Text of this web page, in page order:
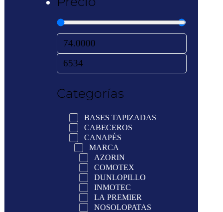
Categorías
BASES TAPIZADAS
CABECEROS
CANAPÉS
MARCA
AZORIN
COMOTEX
DUNLOPILLO
INMOTEC
LA PREMIER
NOSOLOPATAS